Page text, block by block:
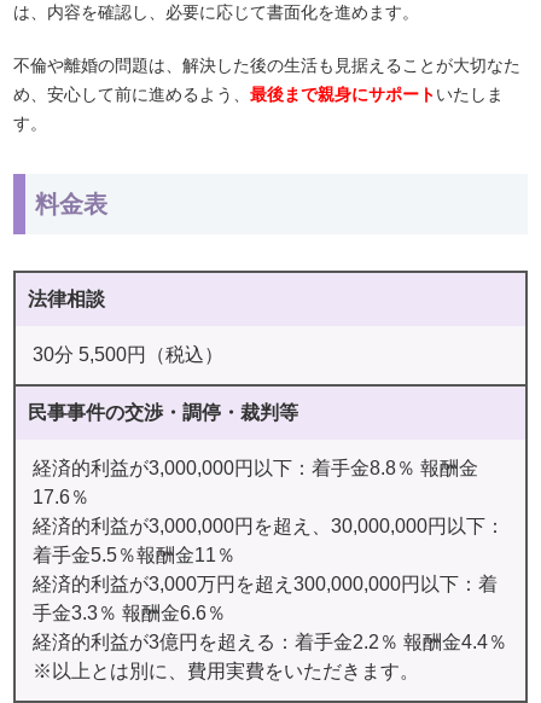
は、内容を確認し、必要に応じて書面化を進めます。
不倫や離婚の問題は、解決した後の生活も見据えることが大切なた
め、安心して前に進めるよう、最後まで親身にサポートいたしま
す。
料金表
法律相談
30分 5,500円（税込）
民事事件の交渉・調停・裁判等
経済的利益が3,000,000円以下：着手金8.8％ 報酬金
17.6％
経済的利益が3,000,000円を超え、30,000,000円以下：
着手金5.5％報酬金11％
経済的利益が3,000万円を超え300,000,000円以下：着
手金3.3％ 報酬金6.6％
経済的利益が3億円を超える：着手金2.2％ 報酬金4.4％
※以上とは別に、費用実費をいただきます。